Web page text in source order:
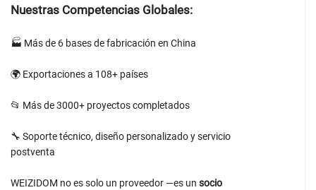
Nuestras Competencias Globales:
🏭 Más de 6 bases de fabricación en China
🌍 Exportaciones a 108+ países
📂 Más de 3000+ proyectos completados
🔧 Soporte técnico, diseño personalizado y servicio
postventa
WEIZIDOM no es solo un proveedor —es un socio